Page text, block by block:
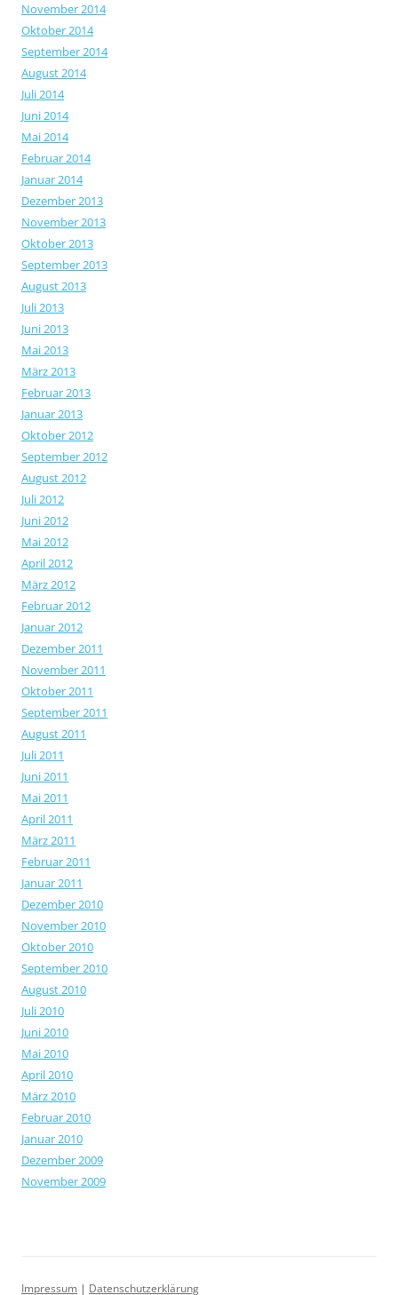
November 2014
Oktober 2014
September 2014
August 2014
Juli 2014
Juni 2014
Mai 2014
Februar 2014
Januar 2014
Dezember 2013
November 2013
Oktober 2013
September 2013
August 2013
Juli 2013
Juni 2013
Mai 2013
März 2013
Februar 2013
Januar 2013
Oktober 2012
September 2012
August 2012
Juli 2012
Juni 2012
Mai 2012
April 2012
März 2012
Februar 2012
Januar 2012
Dezember 2011
November 2011
Oktober 2011
September 2011
August 2011
Juli 2011
Juni 2011
Mai 2011
April 2011
März 2011
Februar 2011
Januar 2011
Dezember 2010
November 2010
Oktober 2010
September 2010
August 2010
Juli 2010
Juni 2010
Mai 2010
April 2010
März 2010
Februar 2010
Januar 2010
Dezember 2009
November 2009
Impressum | Datenschutzerklärung